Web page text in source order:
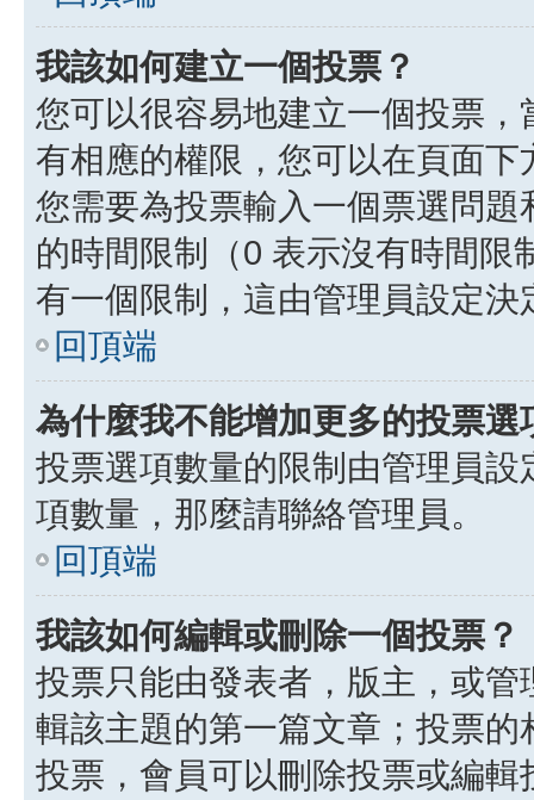
我該如何建立一個投票？
您可以很容易地建立一個投票
有相應的權限，您可以在頁面
您需要為投票輸入一個票選問
的時間限制（0 表示沒有時間限
有一個限制，這由管理員設定決
回頂端
為什麼我不能增加更多的投票選
投票選項數量的限制由管理員
項數量，那麼請聯絡管理員。
回頂端
我該如何編輯或刪除一個投票？
投票只能由發表者，版主，或
輯該主題的第一篇文章；投票
投票，會員可以刪除投票或編